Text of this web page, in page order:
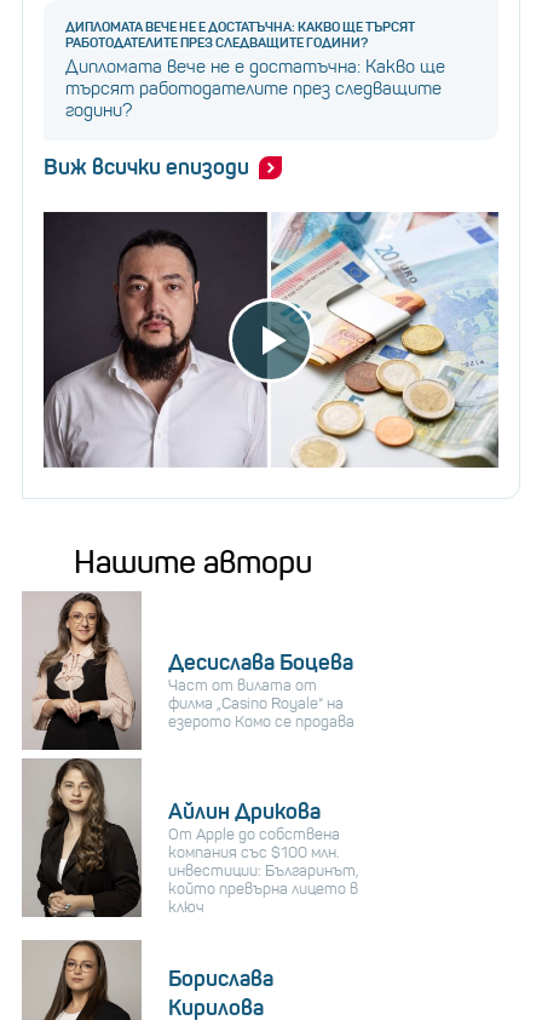
ДИПЛОМАТА ВЕЧЕ НЕ Е ДОСТАТЪЧНА: КАКВО ЩЕ ТЪРСЯТ
РАБОТОДАТЕЛИТЕ ПРЕЗ СЛЕДВАЩИТЕ ГОДИНИ?
Дипломата вече не е достатъчна: Какво ще
търсят работодателите през следващите
години?
Виж всички епизоди
Нашите автори
Десислава Боцева
Част от вилата от
филма „Casino Royale“ на
езерото Комо се продава
Айлин Дрикова
От Apple до собствена
компания със $100 млн.
инвестиции: Българинът,
който превърна лицето в
ключ
Борислава
Кирилова